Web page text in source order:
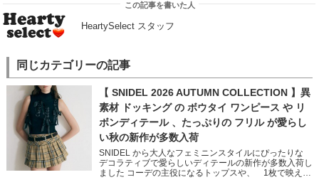
この記事を書いた人
HeartySelect スタッフ
同じカテゴリーの記事
【 SNIDEL 2026 AUTUMN COLLECTION 】異
素材 ドッキング の ボウタイ ワンピース や リ
ボンディテール 、たっぷりの フリル が愛らし
い秋の新作が多数入荷
SNIDEL から大人なフェミニンスタイルにぴったりな
デコラティブで愛らしいディテールの新作が多数入荷し
ました コーデの主役になるトップスや、 1枚で映える